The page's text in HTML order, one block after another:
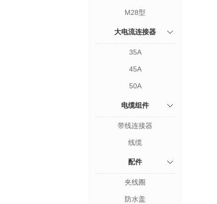
M28型
大电流连接器
35A
45A
50A
电缆组件
带线连接器
线缆
配件
夹线圈
防水盖